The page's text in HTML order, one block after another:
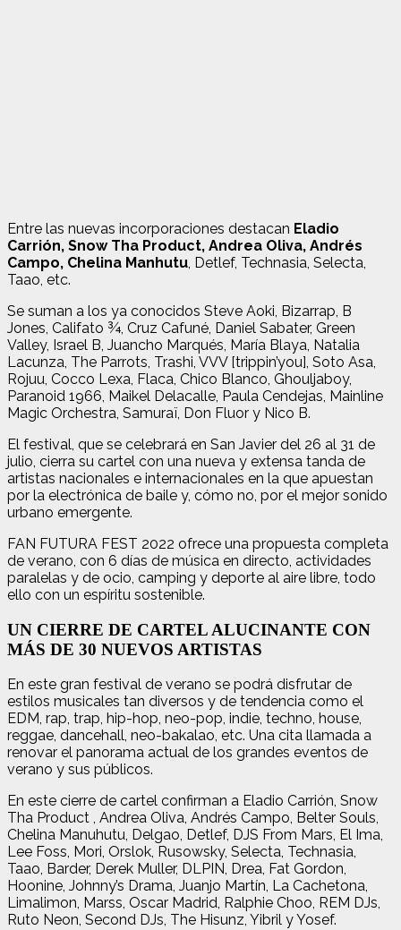
Entre las nuevas incorporaciones destacan Eladio
Carrión, Snow Tha Product, Andrea Oliva, Andrés
Campo, Chelina Manhutu, Detlef, Technasia, Selecta,
Taao, etc.
Se suman a los ya conocidos Steve Aoki, Bizarrap, B
Jones, Califato ¾, Cruz Cafuné, Daniel Sabater, Green
Valley, Israel B, Juancho Marqués, María Blaya, Natalia
Lacunza, The Parrots, Trashi, VVV [trippin’you], Soto Asa,
Rojuu, Cocco Lexa, Flaca, Chico Blanco, Ghouljaboy,
Paranoid 1966, Maikel Delacalle, Paula Cendejas, Mainline
Magic Orchestra, Samuraï, Don Fluor y Nico B.
El festival, que se celebrará en San Javier del 26 al 31 de
julio, cierra su cartel con una nueva y extensa tanda de
artistas nacionales e internacionales en la que apuestan
por la electrónica de baile y, cómo no, por el mejor sonido
urbano emergente.
FAN FUTURA FEST 2022 ofrece una propuesta completa
de verano, con 6 días de música en directo, actividades
paralelas y de ocio, camping y deporte al aire libre, todo
ello con un espíritu sostenible.
UN CIERRE DE CARTEL ALUCINANTE CON
MÁS DE 30 NUEVOS ARTISTAS
En este gran festival de verano se podrá disfrutar de
estilos musicales tan diversos y de tendencia como el
EDM, rap, trap, hip-hop, neo-pop, indie, techno, house,
reggae, dancehall, neo-bakalao, etc. Una cita llamada a
renovar el panorama actual de los grandes eventos de
verano y sus públicos.
En este cierre de cartel confirman a Eladio Carrión, Snow
Tha Product , Andrea Oliva, Andrés Campo, Belter Souls,
Chelina Manuhutu, Delgao, Detlef, DJS From Mars, El Ima,
Lee Foss, Mori, Orslok, Rusowsky, Selecta, Technasia,
Taao, Barder, Derek Muller, DLPIN, Drea, Fat Gordon,
Hoonine, Johnny’s Drama, Juanjo Martín, La Cachetona,
Limalimon, Marss, Oscar Madrid, Ralphie Choo, REM DJs,
Ruto Neon, Second DJs, The Hisunz, Yibril y Yosef.